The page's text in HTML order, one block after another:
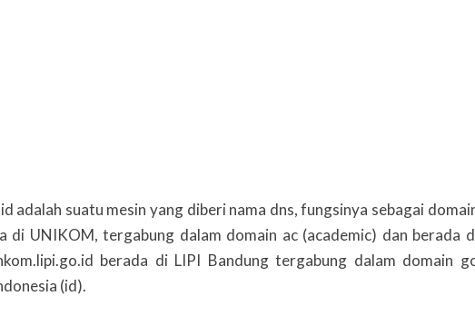
adalah suatu mesin yang diberi nama dns, fungsinya sebagai
di UNIKOM, tergabung dalam domain ac (academic) dan berada
berada di LIPI Bandung tergabung dalam domain
(id).